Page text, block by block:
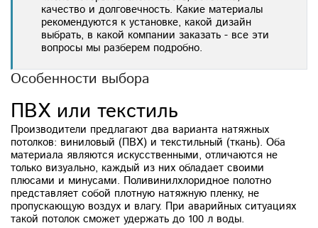
качество и долговечность. Какие материалы
рекомендуются к установке, какой дизайн
выбрать, в какой компании заказать - все эти
вопросы мы разберем подробно.
Особенности выбора
ПВХ или текстиль
Производители предлагают два варианта натяжных
потолков: виниловый (ПВХ) и текстильный (ткань). Оба
материала являются искусственными, отличаются не
только визуально, каждый из них обладает своими
плюсами и минусами. Поливинилхлоридное полотно
представляет собой плотную натяжную пленку, не
пропускающую воздух и влагу. При аварийных ситуациях
такой потолок сможет удержать до 100 л воды.